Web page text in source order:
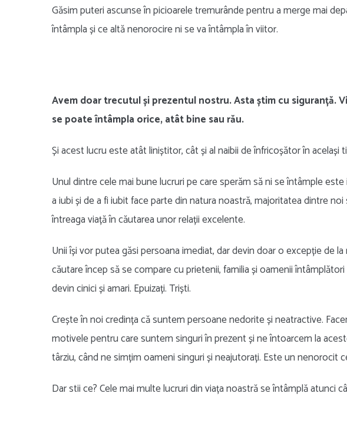
Găsim puteri ascunse în picioarele tremurânde pentru a merge mai
întâmpla și ce altă nenorocire ni se va întâmpla în viitor.
Avem doar trecutul și prezentul nostru. Asta știm cu siguranță.
se poate întâmpla orice, atât bine sau rău.
Și acest lucru este atât liniștitor, cât și al naibii de înfricoșător în același
Unul dintre cele mai bune lucruri pe care sperăm să ni se întâmple
a iubi și de a fi iubit face parte din natura noastră, majoritatea dintre
întreaga viață în căutarea unor relații excelente.
Unii își vor putea găsi persoana imediat, dar devin doar o excepție de
căutare încep să se compare cu prietenii, familia și oamenii
devin cinici și amari. Epuizați. Triști.
Crește în noi credința că suntem persoane nedorite și neatractive.
motivele pentru care suntem singuri în prezent și ne întoarcem la
târziu, când ne simțim oameni singuri și neajutorați. Este un nenorocit
Dar stii ce? Cele mai multe lucruri din viața noastră se întâmplă atunci